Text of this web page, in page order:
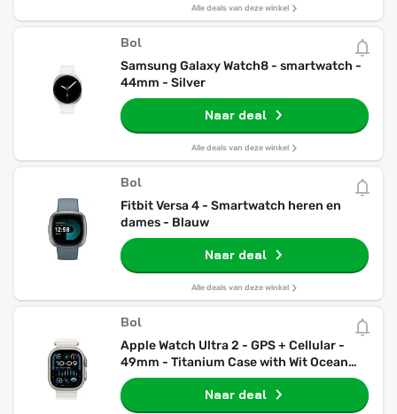
Alle deals van deze winkel
Bol
Samsung Galaxy Watch8 - smartwatch -
44mm - Silver
Naar deal
Alle deals van deze winkel
Bol
Fitbit Versa 4 - Smartwatch heren en
dames - Blauw
Naar deal
Alle deals van deze winkel
Bol
Apple Watch Ultra 2 - GPS + Cellular -
49mm - Titanium Case with Wit Ocean
Band
Naar deal